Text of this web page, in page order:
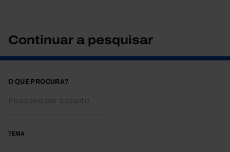
Continuar a pesquisar
O QUE PROCURA?
TEMA